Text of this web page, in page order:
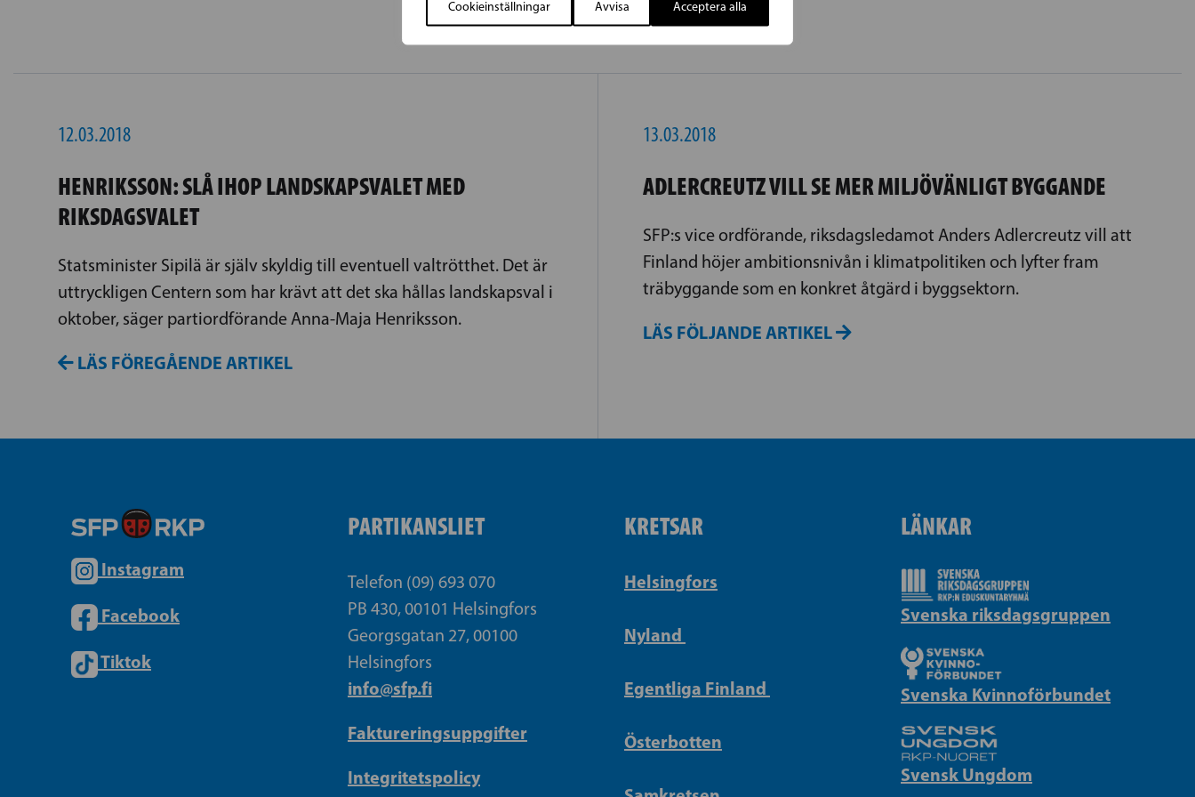
Cookieinställningar Avvisa Acceptera alla
12.03.2018
HENRIKSSON: SLÅ IHOP LANDSKAPSVALET MED
RIKSDAGSVALET
Statsminister Sipilä är själv skyldig till eventuell valtrötthet. Det är
uttryckligen Centern som har krävt att det ska hållas landskapsval i
oktober, säger partiordförande Anna-Maja Henriksson.
LÄS FÖREGÅENDE ARTIKEL
13.03.2018
ADLERCREUTZ VILL SE MER MILJÖVÄNLIGT BYGGANDE
SFP:s vice ordförande, riksdagsledamot Anders Adlercreutz vill att
Finland höjer ambitionsnivån i klimatpolitiken och lyfter fram
träbyggande som en konkret åtgärd i byggsektorn.
LÄS FÖLJANDE ARTIKEL
Instagram
Facebook
Tiktok
PARTIKANSLIET
Telefon (09) 693 070
PB 430, 00101 Helsingfors
Georgsgatan 27, 00100
Helsingfors
info@sfp.fi
Faktureringsuppgifter
Integritetspolicy
KRETSAR
Helsingfors
Nyland
Egentliga Finland
Österbotten
LÄNKAR
Svenska riksdagsgruppen
Svenska Kvinnoförbundet
Svensk Ungdom